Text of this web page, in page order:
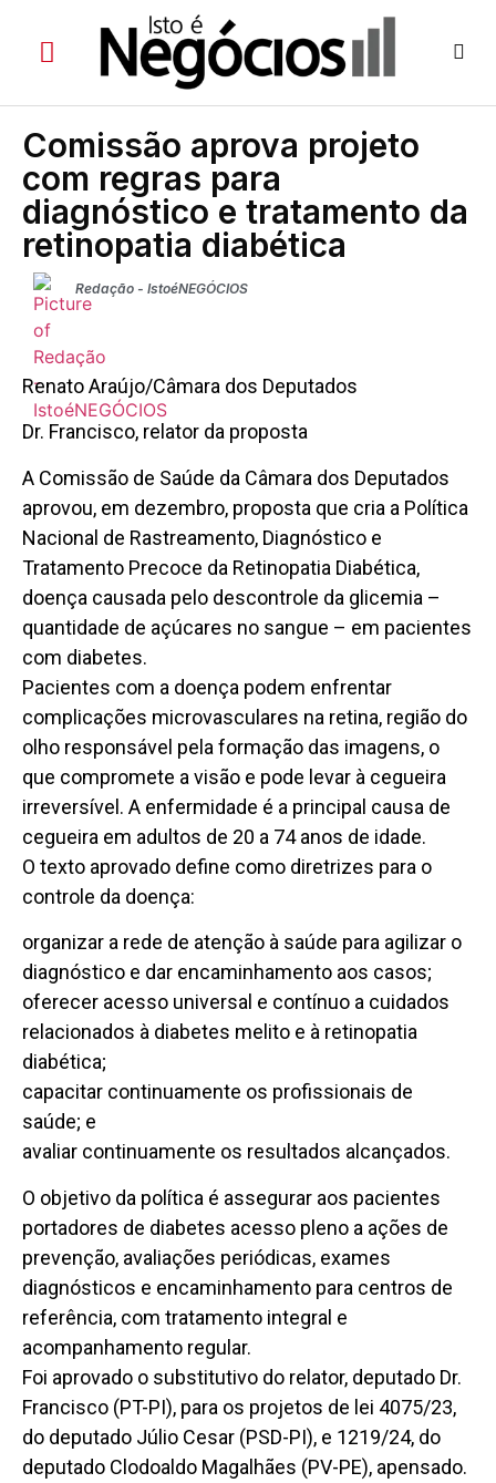
Comissão aprova projeto
com regras para
diagnóstico e tratamento da
retinopatia diabética
Redação - IstoéNEGÓCIOS
Renato Araújo/Câmara dos Deputados
Dr. Francisco, relator da proposta
A Comissão de Saúde da Câmara dos Deputados
aprovou, em dezembro, proposta que cria a Política
Nacional de Rastreamento, Diagnóstico e
Tratamento Precoce da Retinopatia Diabética,
doença causada pelo descontrole da glicemia –
quantidade de açúcares no sangue – em pacientes
com diabetes.
Pacientes com a doença podem enfrentar
complicações microvasculares na retina, região do
olho responsável pela formação das imagens, o
que compromete a visão e pode levar à cegueira
irreversível. A enfermidade é a principal causa de
cegueira em adultos de 20 a 74 anos de idade.
O texto aprovado define como diretrizes para o
controle da doença:
organizar a rede de atenção à saúde para agilizar o
diagnóstico e dar encaminhamento aos casos;
oferecer acesso universal e contínuo a cuidados
relacionados à diabetes melito e à retinopatia
diabética;
capacitar continuamente os profissionais de
saúde; e
avaliar continuamente os resultados alcançados.
O objetivo da política é assegurar aos pacientes
portadores de diabetes acesso pleno a ações de
prevenção, avaliações periódicas, exames
diagnósticos e encaminhamento para centros de
referência, com tratamento integral e
acompanhamento regular.
Foi aprovado o substitutivo do relator, deputado Dr.
Francisco (PT-PI), para os projetos de lei 4075/23,
do deputado Júlio Cesar (PSD-PI), e 1219/24, do
deputado Clodoaldo Magalhães (PV-PE), apensado.